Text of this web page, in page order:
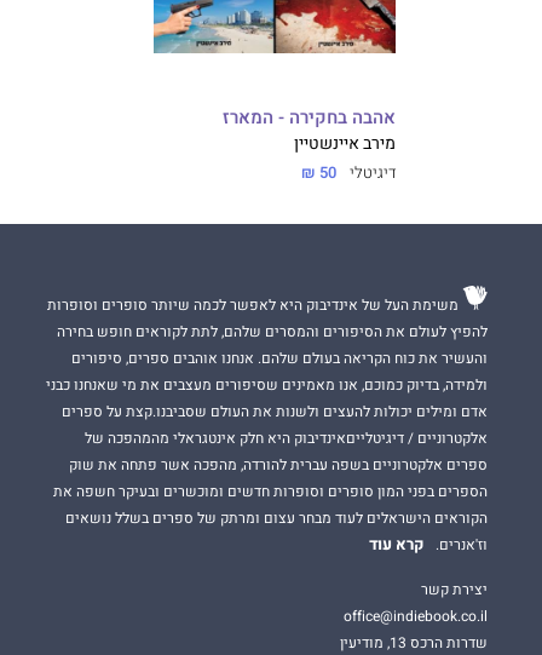
אהבה בחקירה - המארז
מירב איינשטיין
דיגיטלי 50 ₪
משימת העל של אינדיבוק היא לאפשר לכמה שיותר סופרים וסופרות
להפיץ לעולם את הסיפורים והמסרים שלהם, לתת לקוראים חופש בחירה
והעשיר את כוח הקריאה בעולם שלהם. אנחנו אוהבים ספרים, סיפורים
ולמידה, בדיוק כמוכם, אנו מאמינים שסיפורים מעצבים את מי שאנחנו כבני
אדם ומילים יכולות להעצים ולשנות את העולם שסביבנו.קצת על ספרים
אלקטרוניים / דיגיטלייםאינדיבוק היא חלק אינטגראלי מהמהפכה של
ספרים אלקטרוניים בשפה עברית להורדה, מהפכה אשר פתחה את שוק
הספרים בפני המון סופרים וסופרות חדשים ומוכשרים ובעיקר חשפה את
הקוראים הישראלים לעוד מבחר עצום ומרתק של ספרים בשלל נושאים
וז'אנרים.
קרא עוד
יצירת קשר
office@indiebook.co.il
שדרות הרכס 13, מודיעין